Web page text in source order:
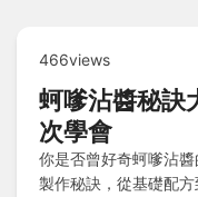
466views
蚵嗲沾醬秘訣
次學會
你是否曾好奇蚵嗲沾
製作秘訣，從基礎配